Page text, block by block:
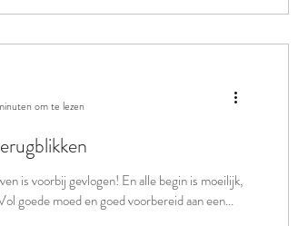
om te lezen
is voorbij gevlogen! En alle begin is moeilijk,
goede moed en goed voorbereid aan een...